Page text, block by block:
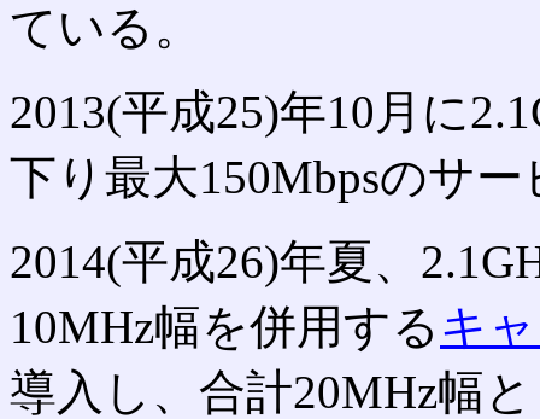
ている。
2013(平成25)年10月に
下り最大150Mbpsのサ
2014(平成26)年夏、
10MHz幅を併用する キ
導入し、合計20MHz幅